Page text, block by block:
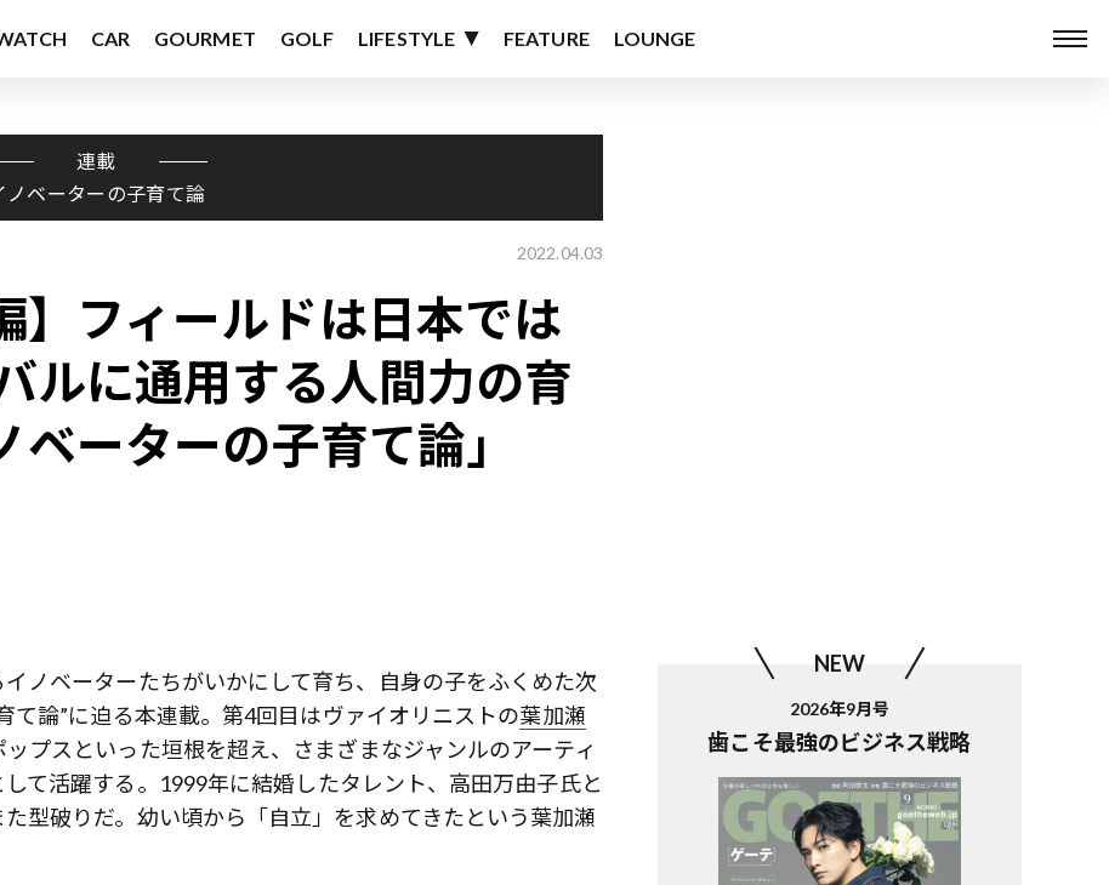
CAR GOURMET GOLF LIFESTYLE FEATURE LOUNGE
連載
ノベーターの子育て論
2022.04.03
】フィールドは日本では
ルに通用する人間力の育
ーターの子育て論」
ノベーターたちがいかにして育ち、自身の子をふくめた次
て論”に迫る本連載。第4回目はヴァイオリニストの葉加瀬
プスといった垣根を超え、さまざまなジャンルのアーティ
て活躍する。1999年に結婚したタレント、高田万由子氏と
型破りだ。幼い頃から「自立」を求めてきたという葉加瀬
NEW
2026年9月号
歯こそ最強のビジネス戦略